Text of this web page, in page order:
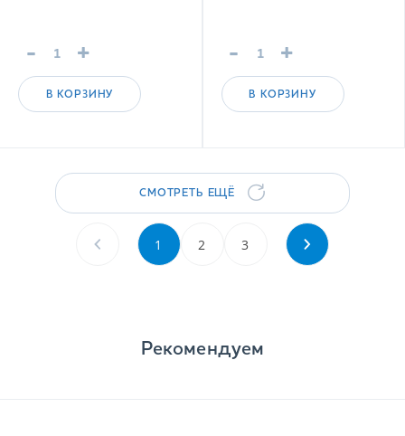
- +
В КОРЗИНУ
- +
В КОРЗИНУ
СМОТРЕТЬ ЕЩЁ
1 2 3
Рекомендуем